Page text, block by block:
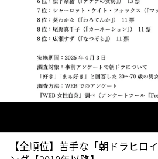
【全順位】苦手な「朝ドラヒロ